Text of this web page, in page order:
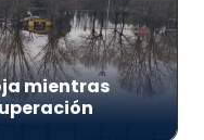
mientras